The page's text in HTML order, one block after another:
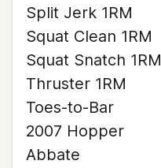
Split Jerk 1RM
Squat Clean 1RM
Squat Snatch 1RM
Thruster 1RM
Toes-to-Bar
2007 Hopper
Abbate